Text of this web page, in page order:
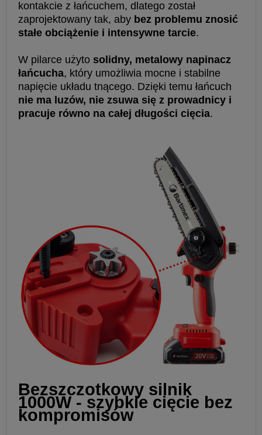
kontakcie z łańcuchem, dlatego został
zaprojektowany tak, aby bez problemu znosić
stałe obciążenie i intensywne tarcie.
W pilarce użyto solidny, metalowy napinacz
łańcucha, który umożliwia mocne i stabilne
napięcie układu tnącego. Dzięki temu łańcuch
nie ma luzów, nie zsuwa się z prowadnicy i
pracuje równo na całej długości cięcia.
Bezszczotkowy silnik
1000W - szybkie cięcie bez
kompromisów